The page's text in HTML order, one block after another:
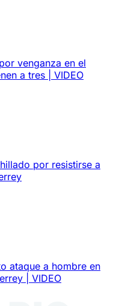
venganza en el
a tres | VIDEO
por resistirse a
ataque a hombre en
| VIDEO